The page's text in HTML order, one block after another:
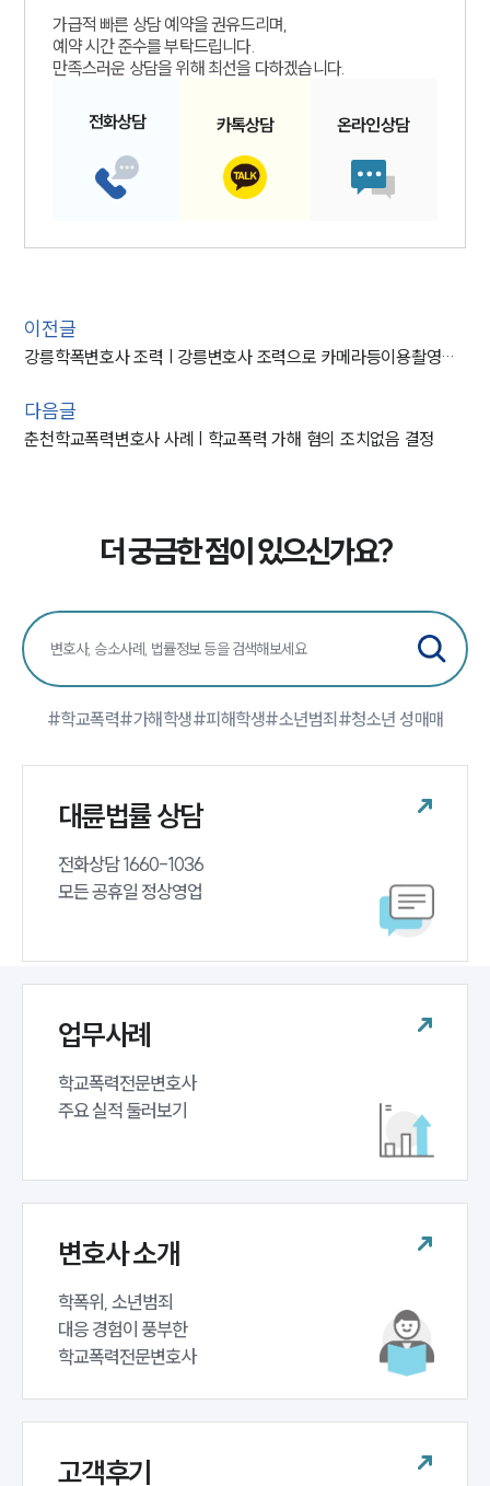
가급적 빠른 상담 예약을 권유드리며,
예약 시간 준수를 부탁드립니다.
만족스러운 상담을 위해 최선을 다하겠습니다.
전화상담 카톡상담 온라인상담
이전글
강릉학폭변호사 조력 | 강릉변호사 조력으로 카메라등이용촬영죄 불기소
다음글
춘천학교폭력변호사 사례 | 학교폭력 가해 혐의 조치없음 결정
더 궁금한 점이 있으신가요?
#학교폭력#가해학생#피해학생#소년범죄 #청소년 성매매
대륜법률 상담
전화상담 1660-1036
모든 공휴일 정상영업
업무사례
학교폭력전문변호사
주요 실적 둘러보기
변호사 소개
학폭위, 소년범죄
대응 경험이 풍부한
학교폭력전문변호사
고객후기